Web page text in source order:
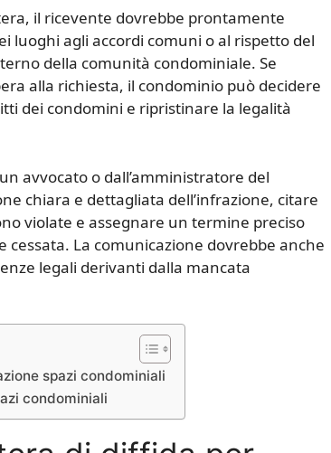
il ricevente dovrebbe prontamente
luoghi agli accordi comuni o al rispetto del
della comunità condominiale. Se
alla richiesta, il condominio può decidere
dei condomini e ripristinare la legalità
avvocato o dall’amministratore del
chiara e dettagliata dell’infrazione, citare
violate e assegnare un termine preciso
cessata. La comunicazione dovrebbe anche
legali derivanti dalla mancata
spazi condominiali
condominiali